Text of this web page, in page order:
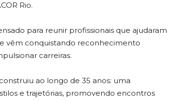
Rio.
para reunir profissionais que ajudaram
vêm conquistando reconhecimento
carreiras.
ao longo de 35 anos: uma
e trajetórias, promovendo encontros